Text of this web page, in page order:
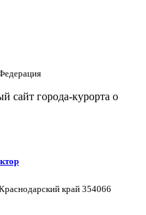
сайт города-курорта о
край 354066